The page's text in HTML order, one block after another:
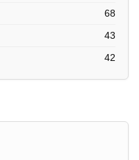
68
43
42